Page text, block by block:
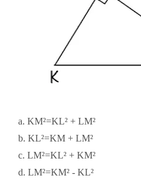
a. KM²=KL² + LM²
b. KL²=KM + LM²
c. LM²=KL² + KM²
d. LM²=KM² - KL²